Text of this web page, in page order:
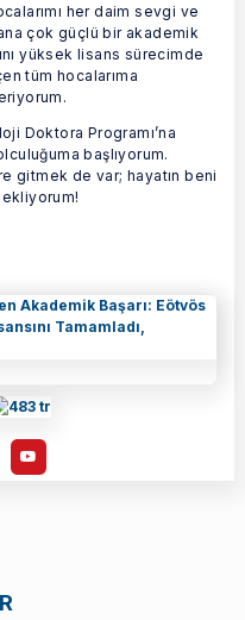
her daim sevgi ve
çok güçlü bir akademik
yüksek lisans sürecimde
tüm hocalarıma
Doktora Programı’na
başlıyorum.
gitmek de var; hayatın beni